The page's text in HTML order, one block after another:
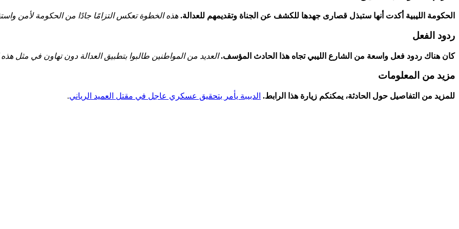
الحكومة الليبية أكدت أنها ستبذل ​قصارى جهدها⁣ للكشف عن الجناة وتقديمهم للعدالة. هذه الخطوة تعكس‌ التزامًا جادًا من الحكومة لأمن
ردود الفعل
كان هناك ردود فعل واسعة من الشارع الليبي تجاه هذا الحادث المؤسف. العديد من المواطنين ⁤طالبوا بتطبيق العدالة دون تهاون في مثل هذه
مزيد من المعلومات
للمزيد ⁣من​ التفاصيل حول الحادثة، يمكنكم زيارة هذا⁢ الرابط. الدبيبة يأمر بتحقيق عسكري عاجل ⁢في مقتل العميد الرياني.